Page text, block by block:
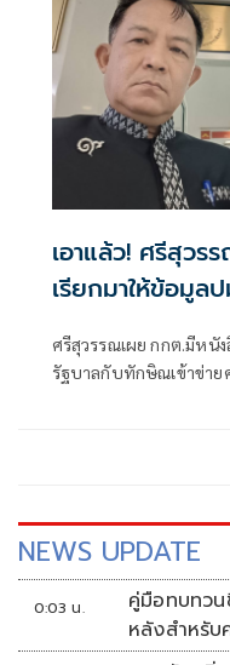
เอาแล้ว! ศรีสุว
เรียกมาให้ข้อมูล
ศรีสุวรรณเผย กกต.มีหนั
รัฐบาลกับทักษิณเข้าข่า
NEWS UPDATE
0:03 น.
คู่มือทบทวน
หลังสำหรั